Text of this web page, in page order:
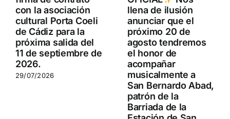
con la asociación
cultural Porta Coeli
de Cádiz para la
próxima salida del
11 de septiembre de
2026.
29/07/2026
llena de ilusión
anunciar que el
próximo 20 de
agosto tendremos
el honor de
acompañar
musicalmente a
San Bernardo Abad,
patrón de la
Barriada de la